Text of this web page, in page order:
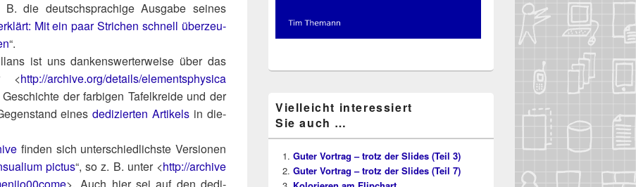
die deutsch­spra­chi­ge Aus­ga­be sei­nes
Mit ein paar Stri­chen schnell über­zeu­
“.
ist uns dan­kens­wer­ter­wei­se über das
<http://​archi​ve​.org/​d​e​t​a​i​l​s​/​e​l​e​m​e​n​t​s​p​h​y​s​i​c​a​
der far­bi­gen Tafel­krei­de und der
einesdedi­zier­ten Arti­kels in die­
fin­den sich unter­schied­lichs­te Ver­sio­nen
pic­tus“, so z. B. unter <http://​archi​ve​
>. Auch hier sei auf den dedi­
Vielleicht interessiert
Sie auch …
Guter Vortrag – trotz der Slides (Teil 3)
Guter Vortrag – trotz der Slides (Teil 7)